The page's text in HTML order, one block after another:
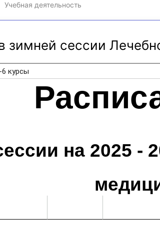
Учебная деятельность
зимней сессии